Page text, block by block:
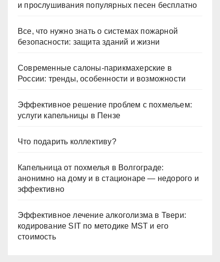
и прослушивания популярных песен бесплатно
Все, что нужно знать о системах пожарной
безопасности: защита зданий и жизни
Современные салоны-парикмахерские в
России: тренды, особенности и возможности
Эффективное решение проблем с похмельем:
услуги капельницы в Пензе
Что подарить коллективу?
Капельница от похмелья в Волгограде:
анонимно на дому и в стационаре — недорого и
эффективно
Эффективное лечение алкоголизма в Твери:
кодирование SIT по методике MST и его
стоимость